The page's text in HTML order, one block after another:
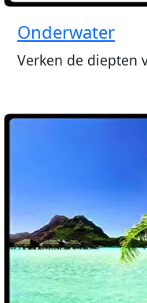
Onderwater
Verken de diepten